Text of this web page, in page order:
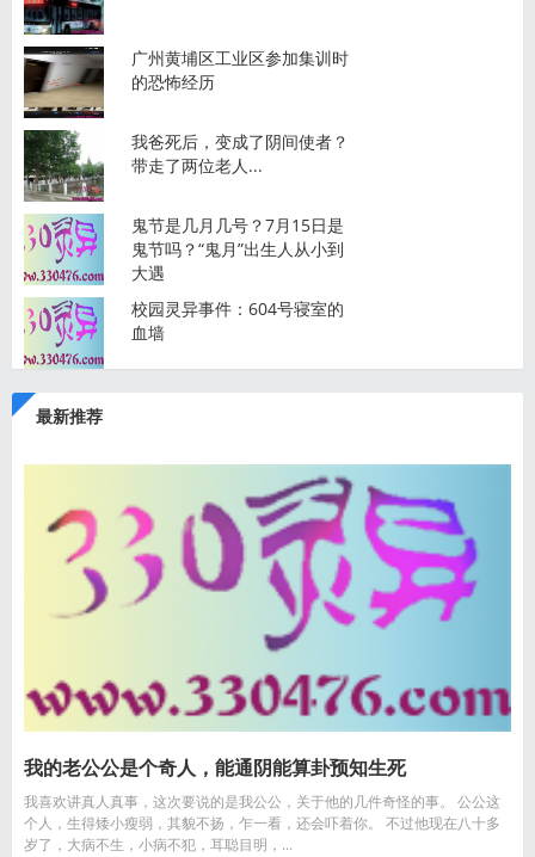
广州黄埔区工业区参加集训时
的恐怖经历
我爸死后，变成了阴间使者？
带走了两位老人...
鬼节是几月几号？7月15日是
鬼节吗？“鬼月”出生人从小到
大遇
校园灵异事件：604号寝室的
血墙
最新推荐
我的老公公是个奇人，能通阴能算卦预知生死
我喜欢讲真人真事，这次要说的是我公公，关于他的几件奇怪的事。 公公这
个人，生得矮小瘦弱，其貌不扬，乍一看，还会吓着你。 不过他现在八十多
岁了，大病不生，小病不犯，耳聪目明，...